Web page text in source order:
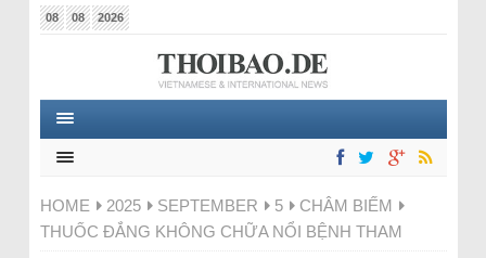
08 08 2026
HOME 2025 SEPTEMBER 5
CHÂM BIẾM
THUỐC ĐẮNG KHÔNG CHỮA NỔI BỆNH THAM